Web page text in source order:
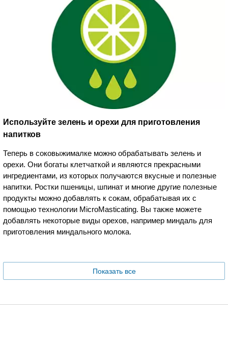
Используйте зелень и орехи для приготовления
напитков
Теперь в соковыжималке можно обрабатывать зелень и
орехи. Они богаты клетчаткой и являются прекрасными
ингредиентами, из которых получаются вкусные и полезные
напитки. Ростки пшеницы, шпинат и многие другие полезные
продукты можно добавлять к сокам, обрабатывая их с
помощью технологии MicroMasticating. Вы также можете
добавлять некоторые виды орехов, например миндаль для
приготовления миндального молока.
Показать все